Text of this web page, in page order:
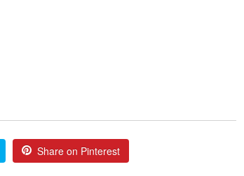
Share on Pinterest